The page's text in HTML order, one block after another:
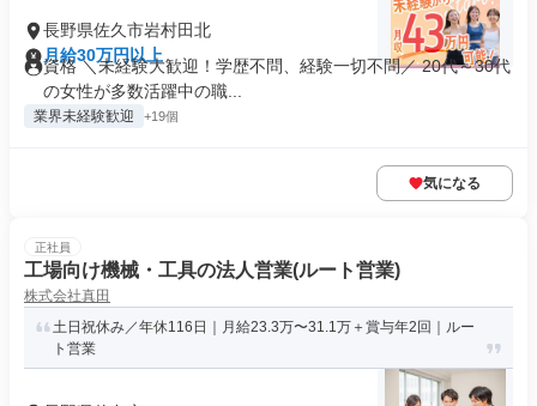
長野県佐久市岩村田北
月給30万円以上
資格 ＼未経験大歓迎！学歴不問、経験一切不問／ 20代～30代
の女性が多数活躍中の職...
業界未経験歓迎 +19個
気になる
正社員
工場向け機械・工具の法人営業(ルート営業)
株式会社真田
土日祝休み／年休116日｜月給23.3万〜31.1万＋賞与年2回｜ルー
ト営業